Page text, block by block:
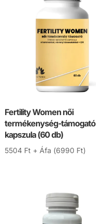
Fertility Women női
termékenység-támogató
kapszula (60 db)
5504 Ft + Áfa (6990 Ft)